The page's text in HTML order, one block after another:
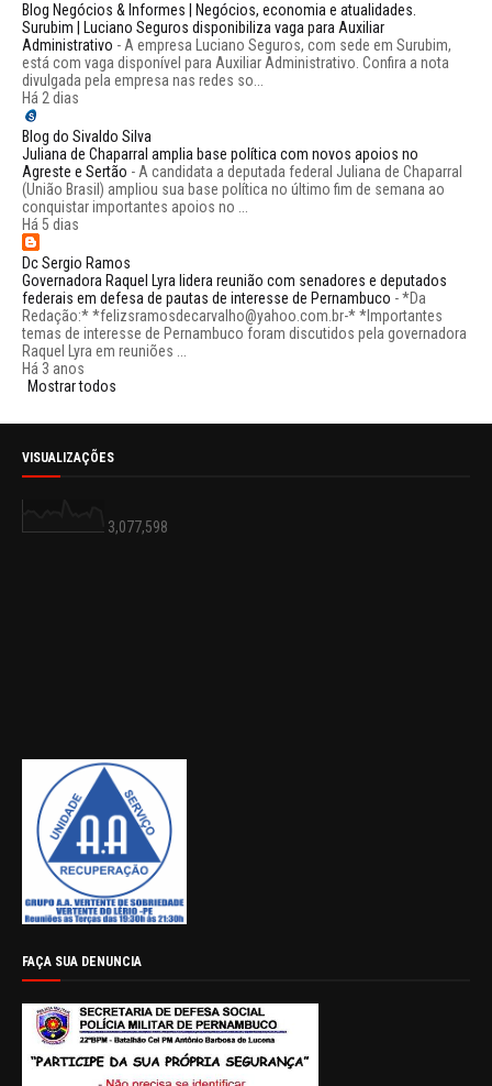
Blog Negócios & Informes | Negócios, economia e atualidades.
Surubim | Luciano Seguros disponibiliza vaga para Auxiliar
Administrativo - A empresa Luciano Seguros, com sede em Surubim,
está com vaga disponível para Auxiliar Administrativo. Confira a nota
divulgada pela empresa nas redes so...
Há 2 dias
Blog do Sivaldo Silva
Juliana de Chaparral amplia base política com novos apoios no
Agreste e Sertão - A candidata a deputada federal Juliana de Chaparral
(União Brasil) ampliou sua base política no último fim de semana ao
conquistar importantes apoios no ...
Há 5 dias
Dc Sergio Ramos
Governadora Raquel Lyra lidera reunião com senadores e deputados
federais em defesa de pautas de interesse de Pernambuco -*Da
Redação:* *felizsramosdecarvalho@yahoo.com.br-* *Importantes
temas de interesse de Pernambuco foram discutidos pela governadora
Raquel Lyra em reuniões ...
Há 3 anos
Mostrar todos
VISUALIZAÇÕES
3,077,598
FAÇA SUA DENUNCIA